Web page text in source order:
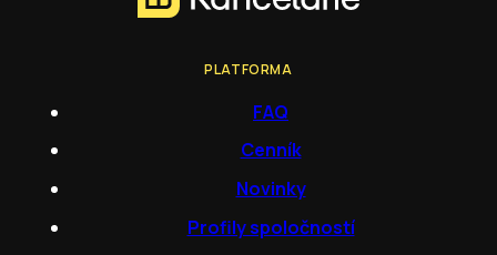
PLATFORMA
FAQ
Cenník
Novinky
Profily spoločností